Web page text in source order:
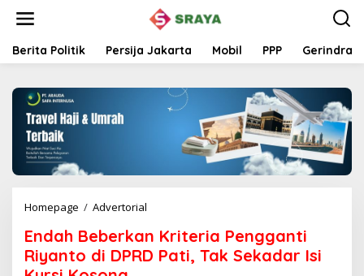
t
Berita Politik Persija Jakarta Mobil PPP Gerindra
Homepage / Advertorial
d
a
h
Endah Beberkan Kriteria Pengganti
Riyanto di DPRD Pati, Tak Sekadar Isi